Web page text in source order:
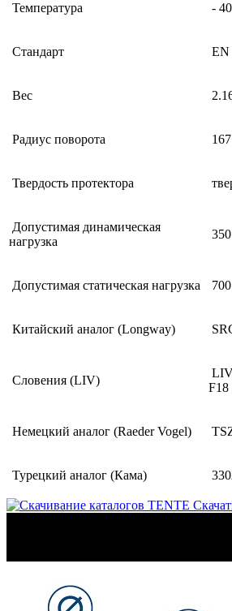
Температура -
Стандарт EN
Вес
Радиус поворота
Твердость протектора
Допустимая динамическая
нагрузка
Допустимая статическая нагрузка
Китайский аналог (Longway)
Словения (LIV)
F18
Немецкий аналог (Raeder Vogel)
Турецкий аналог (Кама)